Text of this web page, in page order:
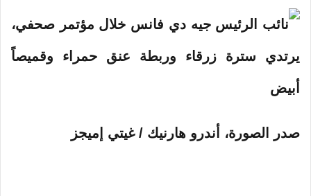
صدر الصورة، أندرو هارنيك / غيتي إميجز